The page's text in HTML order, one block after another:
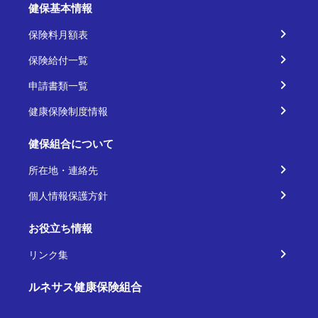
健保基本情報
保険料月額表
保険給付一覧
申請書類一覧
健康保険制度情報
健保組合について
所在地・連絡先
個人情報保護方針
お役立ち情報
リンク集
ルネサス健康保険組合